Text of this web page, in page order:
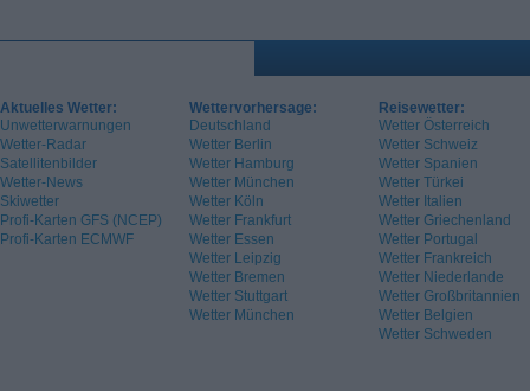
Aktuelles Wetter:
Unwetterwarnungen
Wetter-Radar
Satellitenbilder
Wetter-News
Skiwetter
Profi-Karten GFS (NCEP)
Profi-Karten ECMWF
Wettervorhersage:
Deutschland
Wetter Berlin
Wetter Hamburg
Wetter München
Wetter Köln
Wetter Frankfurt
Wetter Essen
Wetter Leipzig
Wetter Bremen
Wetter Stuttgart
Wetter München
Reisewetter:
Wetter Österreich
Wetter Schweiz
Wetter Spanien
Wetter Türkei
Wetter Italien
Wetter Griechenland
Wetter Portugal
Wetter Frankreich
Wetter Niederlande
Wetter Großbritannien
Wetter Belgien
Wetter Schweden